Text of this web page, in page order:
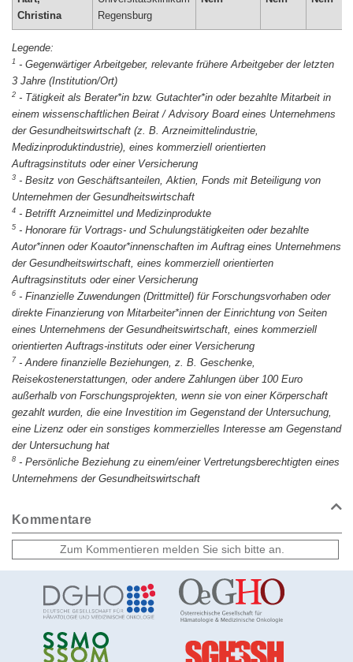
Christina
Regensburg
1 - Gegenwärtiger Arbeitgeber, relevante frühere Arbeitgeber der letzten
3 Jahre (Institution/Ort)
2 - Tätigkeit als Berater*in bzw. Gutachter*in oder bezahlte Mitarbeit in
einem wissenschaftlichen Beirat / Advisory Board eines Unternehmens
der Gesundheitswirtschaft (z. B. Arzneimittelindustrie,
Medizinproduktindustrie), eines kommerziell orientierten
Auftragsinstituts oder einer Versicherung
3 - Besitz von Geschäftsanteilen, Aktien, Fonds mit Beteiligung von
Unternehmen der Gesundheitswirtschaft
4 - Betrifft Arzneimittel und Medizinprodukte
5 - Honorare für Vortrags- und Schulungstätigkeiten oder bezahlte
Autor*innen oder Koautor*innenschaften im Auftrag eines Unternehmens
der Gesundheitswirtschaft, eines kommerziell orientierten
Auftragsinstituts oder einer Versicherung
6 - Finanzielle Zuwendungen (Drittmittel) für Forschungsvorhaben oder
direkte Finanzierung von Mitarbeiter*innen der Einrichtung von Seiten
eines Unternehmens der Gesundheitswirtschaft, eines kommerziell
orientierten Auftrags-instituts oder einer Versicherung
7 - Andere finanzielle Beziehungen, z. B. Geschenke,
Reisekostenerstattungen, oder andere Zahlungen über 100 Euro
außerhalb von Forschungsprojekten, wenn sie von einer Körperschaft
gezahlt wurden, die eine Investition im Gegenstand der Untersuchung,
eine Lizenz oder ein sonstiges kommerzielles Interesse am Gegenstand
der Untersuchung hat
8 - Persönliche Beziehung zu einem/einer Vertretungsberechtigten eines
Unternehmens der Gesundheitswirtschaft
Kommentare